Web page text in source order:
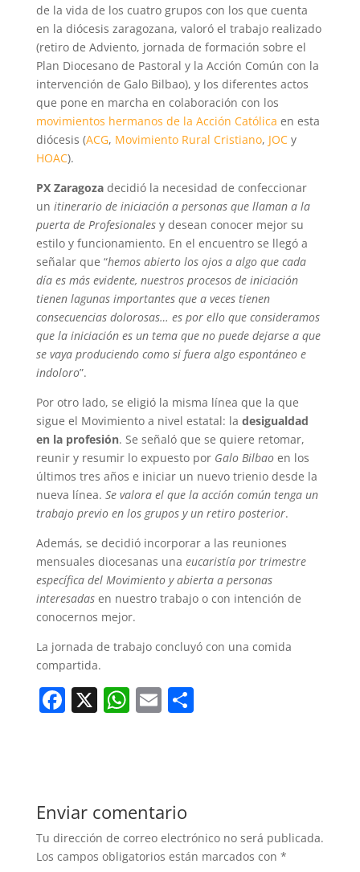
de la vida de los cuatro grupos con los que cuenta
en la diócesis zaragozana, valoró el trabajo realizado
(retiro de Adviento, jornada de formación sobre el
Plan Diocesano de Pastoral y la Acción Común con la
intervención de Galo Bilbao), y los diferentes actos
que pone en marcha en colaboración con los
movimientos hermanos de la Acción Católica en esta
diócesis (ACG, Movimiento Rural Cristiano, JOCy
HOAC).
PX Zaragozadecidió la necesidad de confeccionar
un itinerario de iniciación a personas que llaman a la
puerta de Profesionalesy desean conocer mejor su
estilo y funcionamiento. En el encuentro se llegó a
señalar que “hemos abierto los ojos a algo que cada
día es más evidente, nuestros procesos de iniciación
tienen lagunas importantes que a veces tienen
consecuencias dolorosas… es por ello que consideramos
que la iniciación es un tema que no puede dejarse a que
se vaya produciendo como si fuera algo espontáneo e
indoloro”.
Por otro lado, se eligió la misma línea que la que
sigue el Movimiento a nivel estatal: la desigualdad
en la profesión. Se señaló que se quiere retomar,
reunir y resumir lo expuesto por Galo Bilbaoen los
últimos tres años e iniciar un nuevo trienio desde la
nueva línea. Se valora el que la acción común tenga un
trabajo previo en los grupos y un retiro posterior.
Además, se decidió incorporar a las reuniones
mensuales diocesanas una eucaristía por trimestre
específica del Movimiento y abierta a personas
interesadas en nuestro trabajo o con intención de
conocernos mejor.
La jornada de trabajo concluyó con una comida
compartida.
F
b
o
o
X W
A
p
p
E C
tir
Enviar comentario
Tu dirección de correo electrónico no será publicada.
Los campos obligatorios están marcados con *